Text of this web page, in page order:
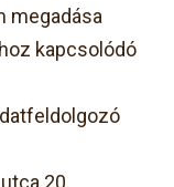
megadása
kapcsolódó
20.